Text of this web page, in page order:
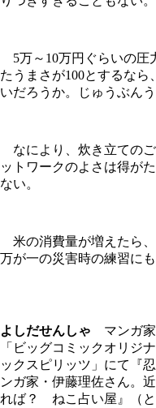
5万～10万円ぐらいの圧
たうまさが100とするなら
いだろうか。じゅうぶん
なにより、炊き立ての
ットワークのよさは得が
ない。
米の消費量が増えたら、
万が一の災害時の練習に
よしだせんしゃ マンガ
「ビッグコミックオリジ
ックスピリッツ」にて『
ンガ家・伊藤理佐さん
れば？ ねこ占い屋』（と